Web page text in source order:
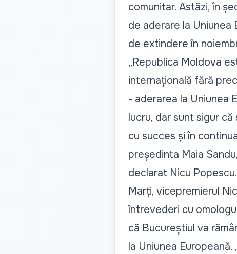
comunitar. Astăzi, în
de aderare la Uniunea
de extindere în
„Republica Moldova
internațională fără
- aderarea la Uniunea
lucru, dar sunt sigur
cu succes și în
președinta Maia
declarat Nicu Popescu.
Marți, vicepremierul
întrevederi cu
că Bucureștiul va
la Uniunea